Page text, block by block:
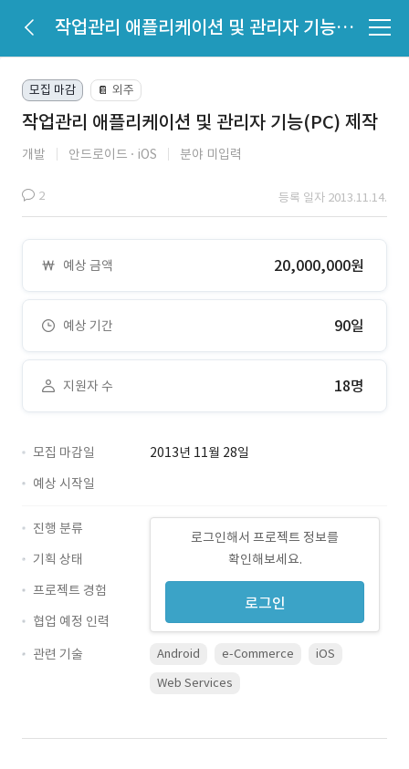
작업관리 애플리케이션 및 관리자 기능(PC) 제작
모집 마감 📔 외주
작업관리 애플리케이션 및 관리자 기능(PC) 제작
개발 안드로이드 iOS 분야 미입력
2 등록 일자 2013.11.14.
예상 금액 20,000,000원
예상 기간 90일
지원자 수 18명
모집 마감일
2013년 11월 28일
예상 시작일
로그인해서 프로젝트 정보를
확인해보세요.
로그인
진행 분류
기획 상태
프로젝트 경험
협업 예정 인력
관련 기술
Android e-Commerce
iOS
Web Services